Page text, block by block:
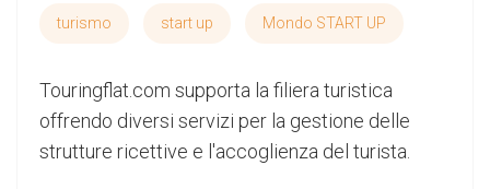
turismo start up Mondo START UP
Touringflat.com supporta la filiera turistica
offrendo diversi servizi per la gestione delle
strutture ricettive e l'accoglienza del turista.